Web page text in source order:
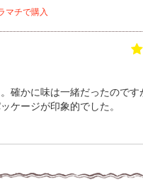
マチで購入
確かに味は一緒だったのです
ケージが印象的でした。